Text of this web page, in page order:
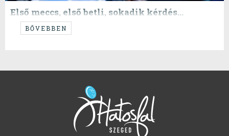
Első meccs, első betli, sokadik kérdés...
...Dimwitch is back...!
BŐVEBBEN